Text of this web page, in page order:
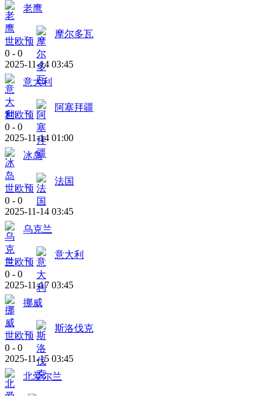
老鹰
世欧预
摩尔多瓦
0 - 0
2025-11-14 03:45
意大利
世欧预
阿塞拜疆
0 - 0
2025-11-14 01:00
冰岛
世欧预
法国
0 - 0
2025-11-14 03:45
乌克兰
世欧预
意大利
0 - 0
2025-11-17 03:45
挪威
世欧预
斯洛伐克
0 - 0
2025-11-15 03:45
北爱尔兰